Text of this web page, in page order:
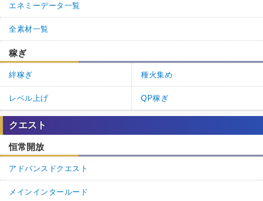
エネミーデータ一覧
全素材一覧
稼ぎ
絆稼ぎ 種火集め
レベル上げ QP稼ぎ
クエスト
恒常開放
アドバンスドクエスト
メインインタールード